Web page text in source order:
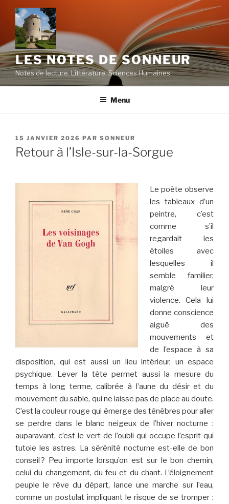
contenu
principal
LES NOTES DE SONNEUR
Notes de lecture. Littérature. Sciences Humaines.
Menu
PUBLIÉ
LE
15 JANVIER 2026 PAR SONNEUR
Retour à l’Isle-sur-la-Sorgue
Le poète observe
les tableaux d’un
peintre, c’est
comme s’il
regardait les
étoiles avec
lesquelles il
semble familier,
malgré leur
violence. Cela lui
donne conscience
aiguë des
mouvements et
de l’espace à sa
disposition, qui est aussi un lieu intérieur, un espace
psychique. Lever la tête permet aussi la mesure du
temps à long terme, calibrée à l’aune du désir et du
mouvement du sable, qui ne laisse pas de place au doute.
C’est la couleur rouge qui émerge des ténèbres pour aller
se perdre dans le blanc neigeux de l’hiver nocturne :
auparavant, c’est le vert de l’oubli qui occupe l’esprit qui
tutoie les astres. La sérénité nocturne est-elle de bon
conseil ? Peu importe lorsqu’on est sur le bon chemin,
celui du changement, du feu et du chant. L’éloignement
peuple le rêve du départ, lance une marche sur l’eau,
comme un postulat impliquant le risque de se tromper :